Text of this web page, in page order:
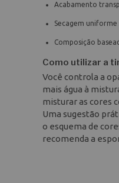
Acabamento
Secagem uniforme
Composição
Como utilizar a
Você controla a
mais água à
misturar as cores
Uma sugestão
o esquema de
recomenda a